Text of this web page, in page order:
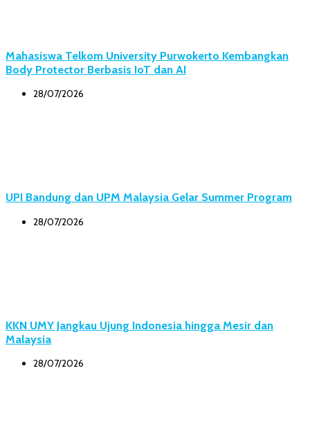
Mahasiswa Telkom University Purwokerto Kembangkan
Body Protector Berbasis IoT dan AI
28/07/2026
UPI Bandung dan UPM Malaysia Gelar Summer Program
28/07/2026
KKN UMY Jangkau Ujung Indonesia hingga Mesir dan
Malaysia
28/07/2026